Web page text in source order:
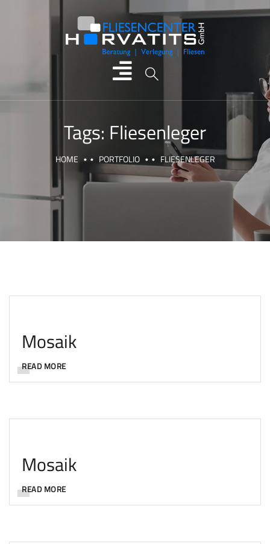
Tags: Fliesenleger
HOME PORTFOLIO FLIESENLEGER
Mosaik
READ MORE
Mosaik
READ MORE